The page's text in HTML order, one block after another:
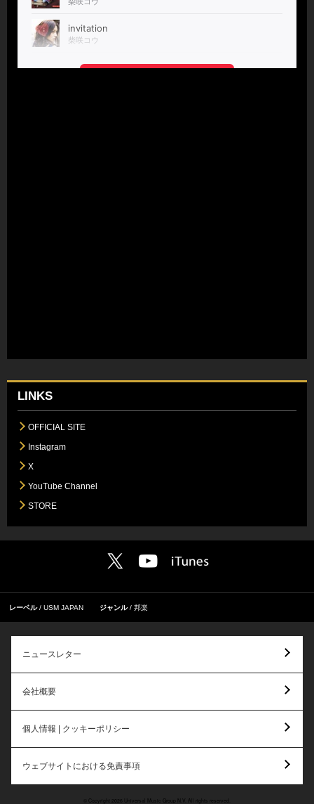
LINKS
OFFICIAL SITE
Instagram
X
YouTube Channel
STORE
レーベル USM JAPAN ジャンル 邦楽
ニュースレター
会社概要
個人情報 | クッキーポリシー
ウェブサイトにおける免責事項
© Copyright 2026 Universal Music Group N.V. All rights reserved.